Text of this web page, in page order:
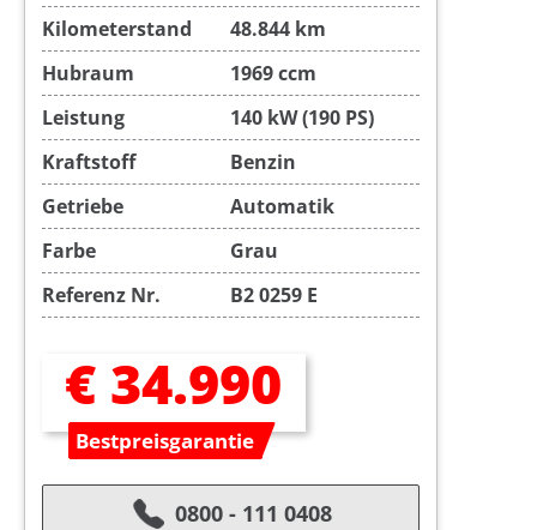
Kilometerstand
48.844 km
Hubraum
1969 ccm
Leistung
140 kW (190 PS)
Kraftstoff
Benzin
Getriebe
Automatik
Farbe
Grau
Referenz Nr.
B2 0259 E
€ 34.990
Bestpreisgarantie
0800 - 111 0408